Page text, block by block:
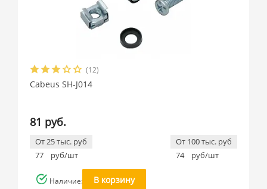
(12)
Cabeus SH-J014
81 руб.
От 25 тыс. руб
77
руб/шт
От 100 тыс. руб
74
руб/шт
Наличие: многоВ корзину